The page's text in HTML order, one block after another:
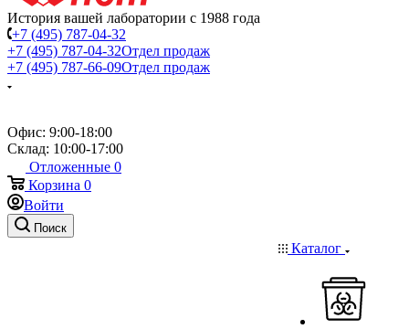
История вашей лаборатории с 1988 года
+7 (495) 787-04-32
+7 (495) 787-04-32Отдел продаж
+7 (495) 787-66-09Отдел продаж
Офис: 9:00-18:00
Склад: 10:00-17:00
Отложенные 0
Корзина 0
Войти
Поиск
Каталог